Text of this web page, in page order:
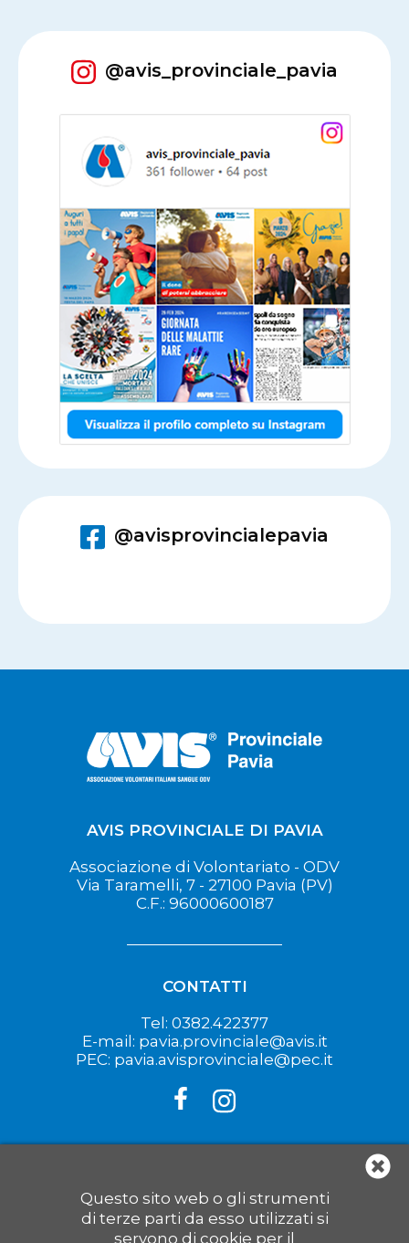
Questo sito web o gli strumenti
di terze parti da esso utilizzati si
servono di cookie per il
@avis_provinciale_pavia
@avisprovincialepavia
AVIS PROVINCIALE DI PAVIA
Associazione di Volontariato - ODV
Via Taramelli, 7 - 27100 Pavia (PV)
C.F.: 96000600187
CONTATTI
Tel: 0382.422377
E-mail: pavia.provinciale@avis.it
PEC: pavia.avisprovinciale@pec.it
LINK UTILI
Avis Regionale Lombardia